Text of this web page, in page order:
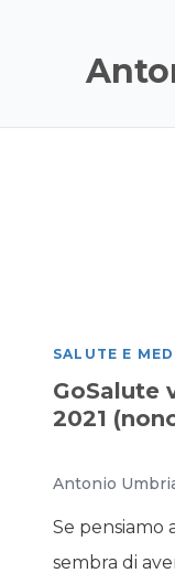
SALUTE E
GoSalute
2021
Antonio
Se pensiamo
sembra di